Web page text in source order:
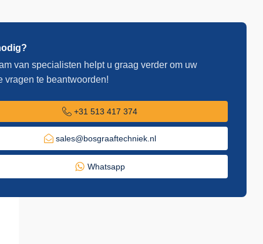
van specialisten helpt u graag verder om uw
vragen te beantwoorden!
+31 513 417 374
sales@bosgraaftechniek.nl
Whatsapp